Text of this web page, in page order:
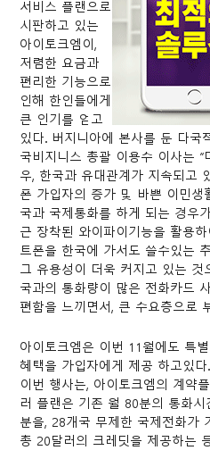
서비스 플랜으로
시판하고 있는
아이토크엠이,
저렴한 요금과
편리한 기능으로
인해 한인들에게
큰 인기를 얻고
있다. 버지니아에 본사를 둔 다국
국비지니스 총괄 이용수 이사는
우, 한국과 유대관계가 지속되고
폰 가입자의 증가 및 바쁜 이민
국과 국제통화를 하게 되는 경우
근 장착된 와이파이기능을 활용
트폰을 한국에 가서도 쓸수있는
그 유용성이 더욱 커지고 있는 것
국과의 통화량이 많은 전화카드
편함을 느끼면서, 큰 수요층으로
아이토크엠은 이번 11월에도 특
혜택을 가입자에게 제공 하고있
이번 행사는, 아이토크엠의 계약
러 플랜은 기존 월 80분의 통화
분을, 28개국 무제한 국제전화가
총 20달러의 크레딧을 제공하는